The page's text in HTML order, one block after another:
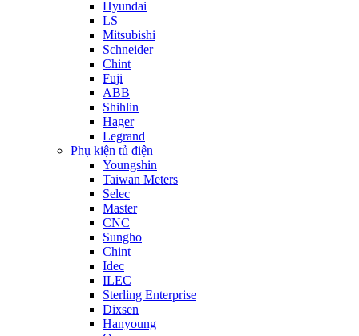
Hyundai
LS
Mitsubishi
Schneider
Chint
Fuji
ABB
Shihlin
Hager
Legrand
Phụ kiện tủ điện
Youngshin
Taiwan Meters
Selec
Master
CNC
Sungho
Chint
Idec
ILEC
Sterling Enterprise
Dixsen
Hanyoung